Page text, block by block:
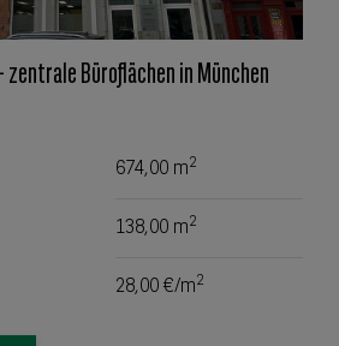
Büroflächen in München
674,00 m2
138,00 m2
28,00 €/m2